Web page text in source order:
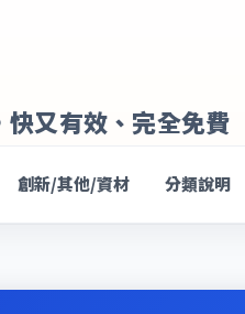
快又有效、完全免費
創新/其他/資材 分類說明